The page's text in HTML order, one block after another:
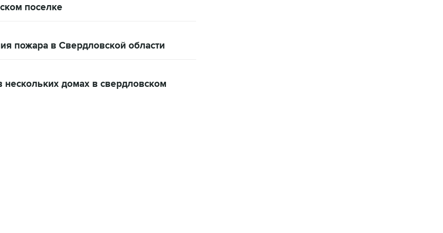
поселке
пожара в Свердловской области
домах в свердловском